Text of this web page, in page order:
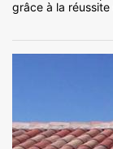
grâce à la